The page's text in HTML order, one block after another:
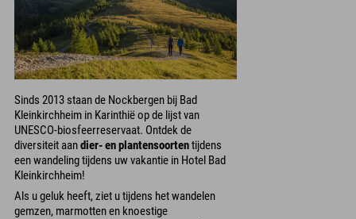
Sinds 2013 staan de Nockbergen bij Bad
Kleinkirchheim in Karinthië op de lijst van
UNESCO-biosfeerreservaat. Ontdek de
diversiteit aandier- en plantensoortentijdens
een wandeling tijdens uw vakantie in Hotel Bad
Kleinkirchheim!
Als u geluk heeft, ziet u tijdens het wandelen
gemzen, marmotten en knoestige